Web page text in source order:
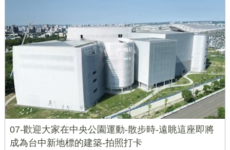
07-歡迎大家在中央公園運動-散步時-遠眺這座即將
成為台中新地標的建築-拍照打卡